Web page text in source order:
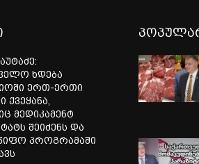
ხდება
ერთ-ერთი
ქვეყანა,
მედიკამენტ
შეიძენს და
პროგრამაში